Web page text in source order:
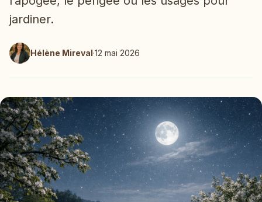
jardiner.
Hélène Mireval·12 mai 2026